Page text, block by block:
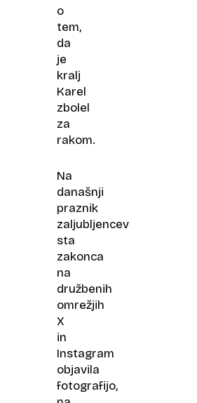
o
tem,
da
je
kralj
Karel
zbolel
za
rakom.
Na
današnji
praznik
zaljubljencev
sta
zakonca
na
družbenih
omrežjih
X
in
Instagram
objavila
fotografijo,